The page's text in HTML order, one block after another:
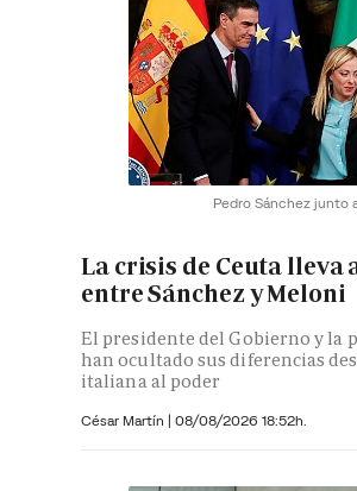
Pedro Sánchez junto
La crisis de Ceuta
entre Sánchez y Meloni
El presidente del Gobierno y la
han ocultado sus diferencias
italiana al poder
César Martín | 08/08/2026 18:52h.